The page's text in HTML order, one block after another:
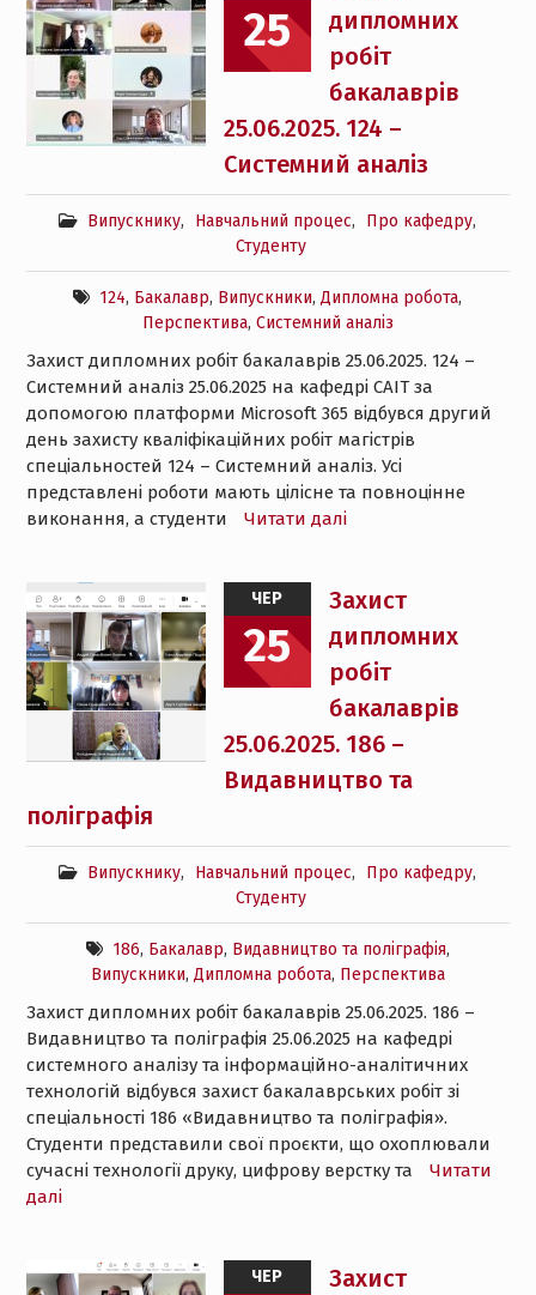
25
дипломних
робіт
бакалаврів
25.06.2025. 124 –
Системний аналіз
Випускнику, Навчальний процес, Про кафедру,
Студенту
124, Бакалавр, Випускники,Дипломна робота,
Перспектива, Системний аналіз
Захист дипломних робіт бакалаврів 25.06.2025. 124 –
Системний аналіз 25.06.2025 на кафедрі САІТ за
допомогою платформи Microsoft 365 відбувся другий
день захисту кваліфікаційних робіт магістрів
спеціальностей 124 – Системний аналіз. Усі
представлені роботи мають цілісне та повноцінне
виконання, а студенти
Читати далі
ЧЕР
25
Захист
дипломних
робіт
бакалаврів
25.06.2025. 186 –
Видавництво та
поліграфія
Випускнику, Навчальний процес, Про кафедру,
Студенту
186, Бакалавр, Видавництво та поліграфія,
Випускники, Дипломна робота, Перспектива
Захист дипломних робіт бакалаврів 25.06.2025. 186 –
Видавництво та поліграфія 25.06.2025 на кафедрі
системного аналізу та інформаційно-аналітичних
технологій відбувся захист бакалаврських робіт зі
спеціальності 186 «Видавництво та поліграфія».
Студенти представили свої проєкти, що охоплювали
сучасні технології друку, цифрову верстку та
Читати
далі
ЧЕР
Захист